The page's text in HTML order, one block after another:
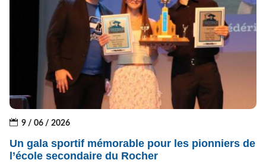
9 / 06 / 2026
Un gala sportif mémorable pour les pionniers de
l’école secondaire du Rocher